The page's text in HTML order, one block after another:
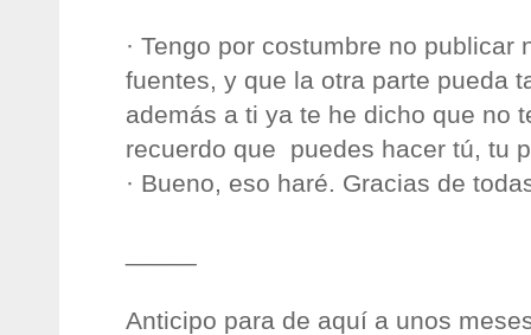
· Tengo por costumbre no publicar
fuentes, y que la otra parte pueda
además a ti ya te he dicho que no
recuerdo que puedes hacer tú, tu
· Bueno, eso haré. Gracias de
Anticipo para de aquí a unos